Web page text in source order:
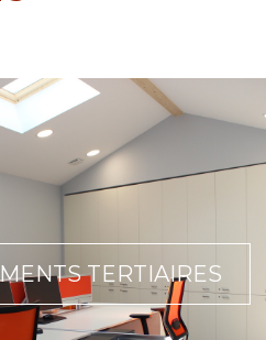
TERTIAIRES